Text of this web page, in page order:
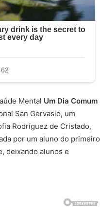
Mental Um Dia Comum
San Gervasio, um
Rodríguez de Cristado,
por um aluno do primeiro
deixando alunos e